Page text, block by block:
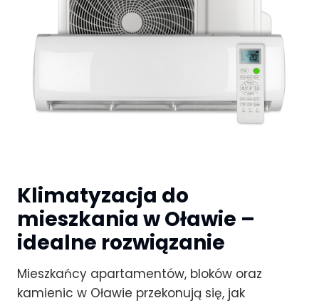
Klimatyzacja do
mieszkania w Oławie –
idealne rozwiązanie
Mieszkańcy apartamentów, bloków oraz
kamienic w Oławie przekonują się, jak